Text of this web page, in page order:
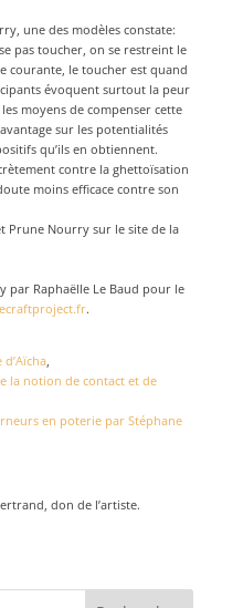
une des modèles constate:
pas toucher, on se restreint le
courante, le toucher est quand
évoquent surtout la peur
moyens de compenser cette
sur les potentialités
qu’ils en obtiennent.
contre la ghettoïsation
moins efficace contre son
Prune Nourry sur le site de la
par Raphaëlle Le Baud pour le
.
,
la notion de contact et de
en poterie par Stéphane
don de l’artiste.